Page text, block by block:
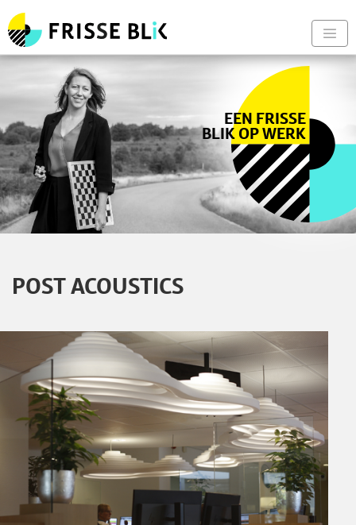
Frisse Blik - Naar de
EEN FRISSE
BLIK OP WERK
POST ACOUSTICS